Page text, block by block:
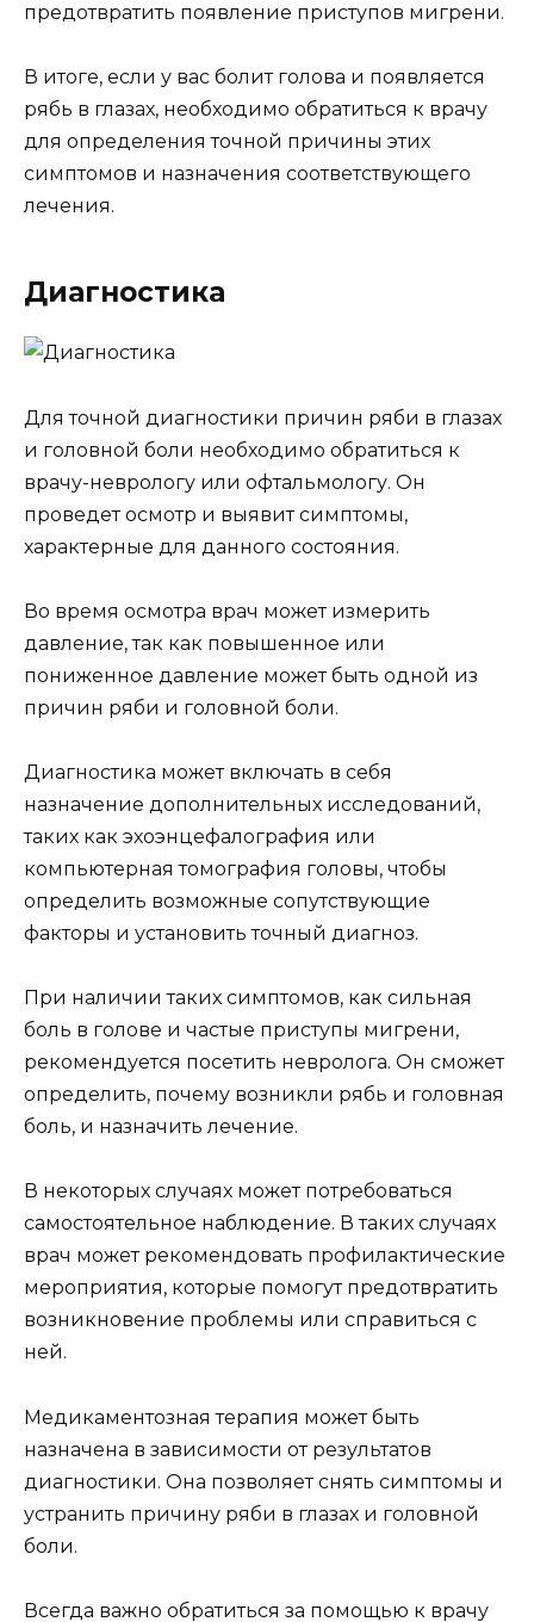
предотвратить появление приступов мигрени.
В итоге, если у вас болит голова и появляется
рябь в глазах, необходимо обратиться к врачу
для определения точной причины этих
симптомов и назначения соответствующего
лечения.
Диагностика
Для точной диагностики причин ряби в глазах
и головной боли необходимо обратиться к
врачу-неврологу или офтальмологу. Он
проведет осмотр и выявит симптомы,
характерные для данного состояния.
Во время осмотра врач может измерить
давление, так как повышенное или
пониженное давление может быть одной из
причин ряби и головной боли.
Диагностика может включать в себя
назначение дополнительных исследований,
таких как эхоэнцефалография или
компьютерная томография головы, чтобы
определить возможные сопутствующие
факторы и установить точный диагноз.
При наличии таких симптомов, как сильная
боль в голове и частые приступы мигрени,
рекомендуется посетить невролога. Он сможет
определить, почему возникли рябь и головная
боль, и назначить лечение.
В некоторых случаях может потребоваться
самостоятельное наблюдение. В таких случаях
врач может рекомендовать профилактические
мероприятия, которые помогут предотвратить
возникновение проблемы или справиться с
ней.
Медикаментозная терапия может быть
назначена в зависимости от результатов
диагностики. Она позволяет снять симптомы и
устранить причину ряби в глазах и головной
боли.
Всегда важно обратиться за помощью к врачу